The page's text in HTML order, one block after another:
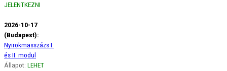
JELENTKEZNI
2026-10-17
(Budapest):
Nyirokmasszázs I.
és II. modul
Állapot: LEHET